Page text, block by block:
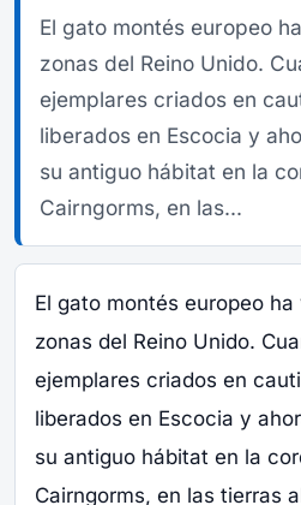
El gato montés europeo
zonas del Reino Unido.
ejemplares criados en
liberados en Escocia y
su antiguo hábitat en la
Cairngorms, en las...
El gato montés europeo
zonas del Reino Unido.
ejemplares criados en
liberados en Escocia y
su antiguo hábitat en la
Cairngorms, en las tierras